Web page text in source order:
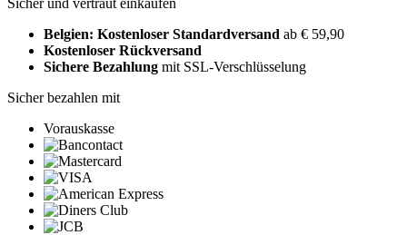
Belgien: Kostenloser Standardversand ab € 59,90
Kostenloser Rückversand
Sichere Bezahlung mit SSL-Verschlüsselung
Sicher bezahlen mit
Vorauskasse